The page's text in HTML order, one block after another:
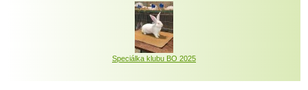
Speciálka klubu BO 2025